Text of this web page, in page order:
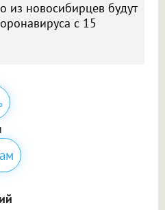
из новосибирцев будут
с 15